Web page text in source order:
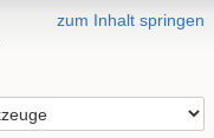
zum Inhalt springen